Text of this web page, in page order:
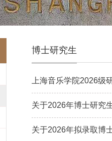
博士研究生
上海音乐学院2026级
关于2026年博士研究
关于2026年拟录取博